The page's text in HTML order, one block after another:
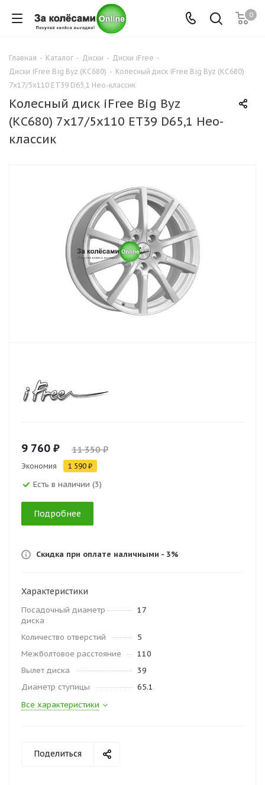
0
Главная - Каталог - Диски - Диски iFree -
Диски iFree Big Byz (КС680) - Колесный диск iFree Big Byz (КС680)
7x17/5x110 ET39 D65,1 Нео-классик
Колесный диск iFree Big Byz
(КС680) 7x17/5x110 ET39 D65,1 Нео-
классик
9 760 ₽ 11 350 ₽
Экономия 1 590 ₽
Есть в наличии (3)
Подробнее
Скидка при оплате наличными - 3%
Характеристики
Посадочный диаметр
диска
17
Количество отверстий
5
Межболтовое расстояние
110
Вылет диска
39
Диаметр ступицы
65.1
Все характеристики
Поделиться